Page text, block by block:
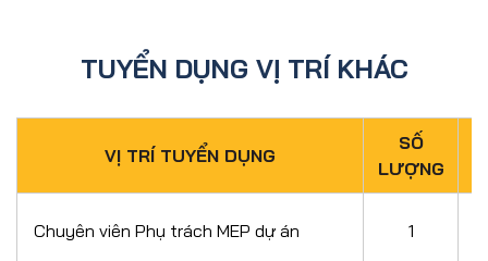
TUYỂN DỤNG VỊ TRÍ KHÁC
VỊ TRÍ TUYỂN DỤNG
SỐ
LƯỢNG
Chuyên viên Phụ trách MEP dự án 1